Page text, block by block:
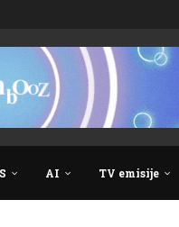
AI TV emisije